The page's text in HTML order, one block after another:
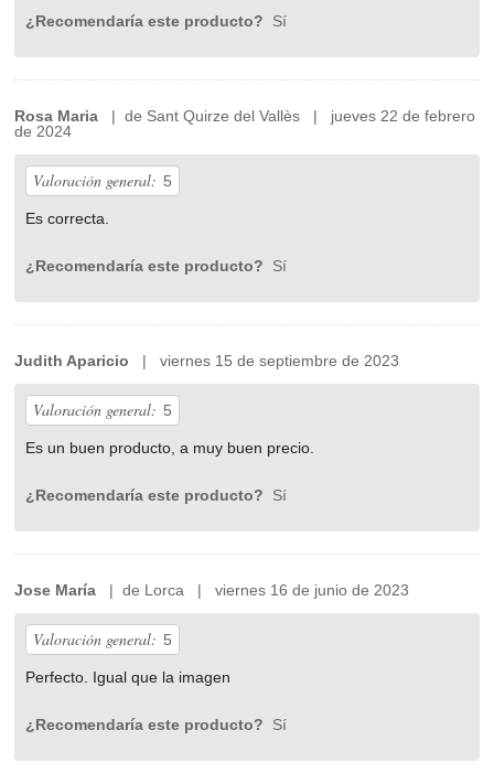
¿Recomendaría este producto? Sí
Rosa Maria | de Sant Quirze del Vallès | jueves 22 de febrero
de 2024
Valoración general: 5
Es correcta.
¿Recomendaría este producto? Sí
Judith Aparicio | viernes 15 de septiembre de 2023
Valoración general: 5
Es un buen producto, a muy buen precio.
¿Recomendaría este producto? Sí
Jose María | de Lorca | viernes 16 de junio de 2023
Valoración general: 5
Perfecto. Igual que la imagen
¿Recomendaría este producto? Sí